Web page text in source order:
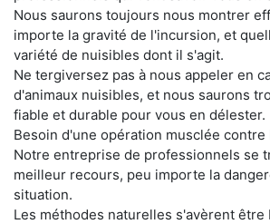
Nous saurons toujours nous montrer
importe la gravité de l'incursion, et
variété de nuisibles dont il s'agit.
Ne tergiversez pas à nous appeler en
d'animaux nuisibles, et nous saurons
fiable et durable pour vous en délester.
Besoin d'une opération musclée contre
Notre entreprise de professionnels se
meilleur recours, peu importe la
situation.
Les méthodes naturelles s'avèrent être